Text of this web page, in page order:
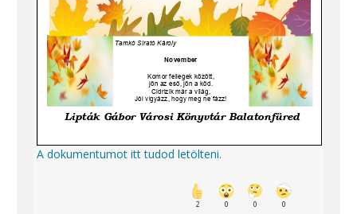
A dokumentumot itt tudod letölteni.
2 0 0 0